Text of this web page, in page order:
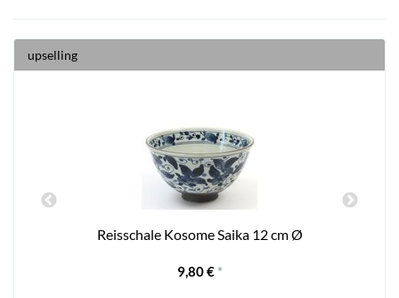
upselling
Reisschale Kosome Saika 12 cm Ø
9,80 € *